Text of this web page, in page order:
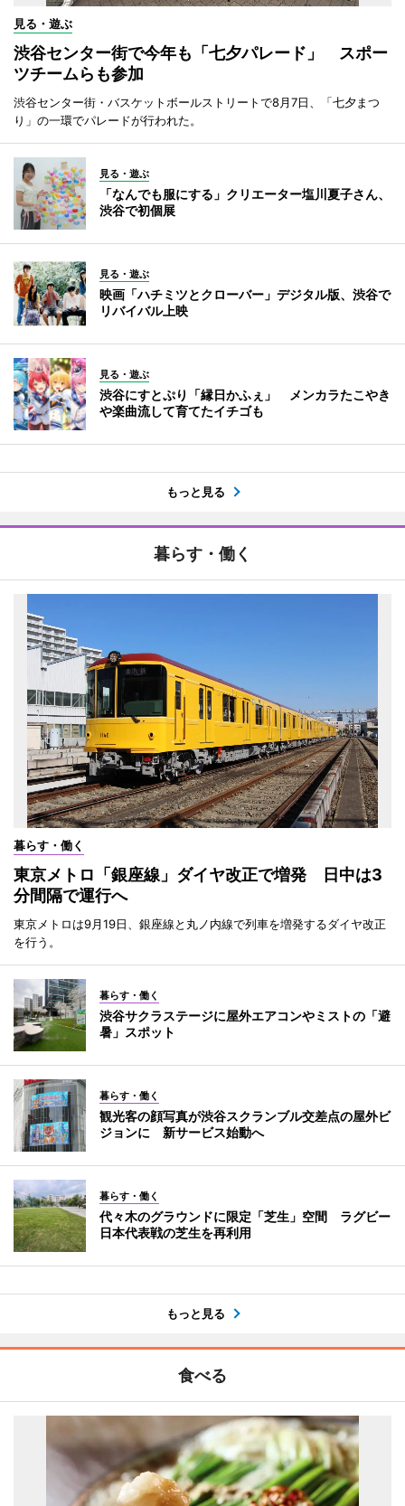
見る・遊ぶ
渋谷センター街で今年も「七夕パレード」 スポー
ツチームらも参加
渋谷センター街・バスケットボールストリートで8月7日、「七夕まつ
り」の一環でパレードが行われた。
見る・遊ぶ
「なんでも服にする」クリエーター塩川夏子さん、
渋谷で初個展
見る・遊ぶ
映画「ハチミツとクローバー」デジタル版、渋谷で
リバイバル上映
見る・遊ぶ
渋谷にすとぷり「縁日かふぇ」 メンカラたこやき
や楽曲流して育てたイチゴも
もっと見る
暮らす・働く
暮らす・働く
東京メトロ「銀座線」ダイヤ改正で増発 日中は3
分間隔で運行へ
東京メトロは9月19日、銀座線と丸ノ内線で列車を増発するダイヤ改正
を行う。
暮らす・働く
渋谷サクラステージに屋外エアコンやミストの「避
暑」スポット
暮らす・働く
観光客の顔写真が渋谷スクランブル交差点の屋外ビ
ジョンに 新サービス始動へ
暮らす・働く
代々木のグラウンドに限定「芝生」空間 ラグビー
日本代表戦の芝生を再利用
もっと見る
食べる